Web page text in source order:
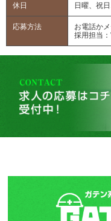
休日 日曜、祝
応募方法
お電話か
採用担当